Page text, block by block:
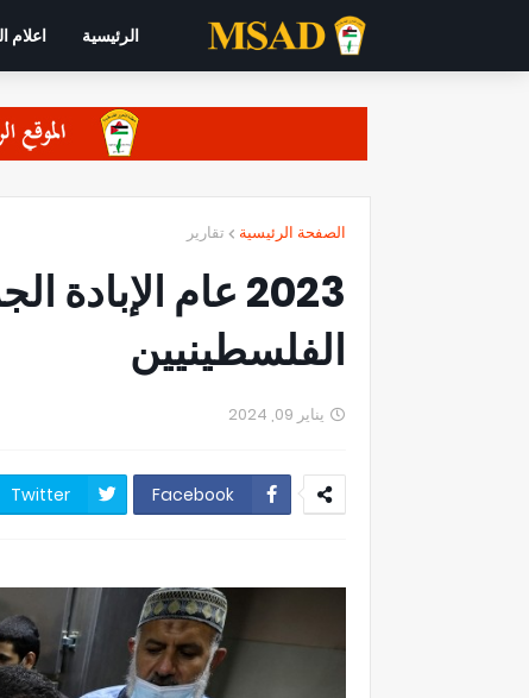
الرئيسية اعلام
الصفحة الرئيسية تقارير
2023 عام
الفلسطينيين
يناير 09, 2024
Facebook
Twitter